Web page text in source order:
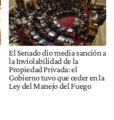
El Senado dio media sanción a
la Inviolabilidad de la
Propiedad Privada: el
Gobierno tuvo que ceder en la
Ley del Manejo del Fuego